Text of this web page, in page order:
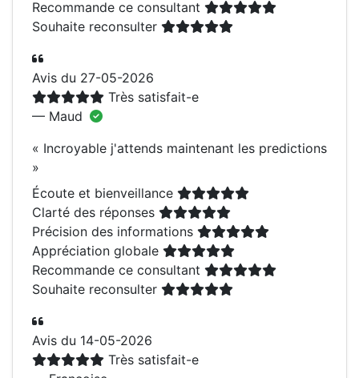
Recommande ce consultant
Souhaite reconsulter
Avis du 27-05-2026
Très satisfait-e
— Maud
« Incroyable j'attends maintenant les predictions
»
Écoute et bienveillance
Clarté des réponses
Précision des informations
Appréciation globale
Recommande ce consultant
Souhaite reconsulter
Avis du 14-05-2026
Très satisfait-e